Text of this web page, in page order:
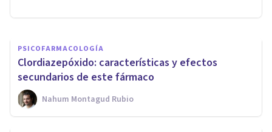
PSICOFARMACOLOGÍA
Clordiazepóxido: características y efectos
secundarios de este fármaco
Nahum Montagud Rubio